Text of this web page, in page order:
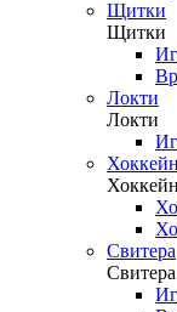
Щитки
Щитки
Локти
Локти
Свитера
Свитера